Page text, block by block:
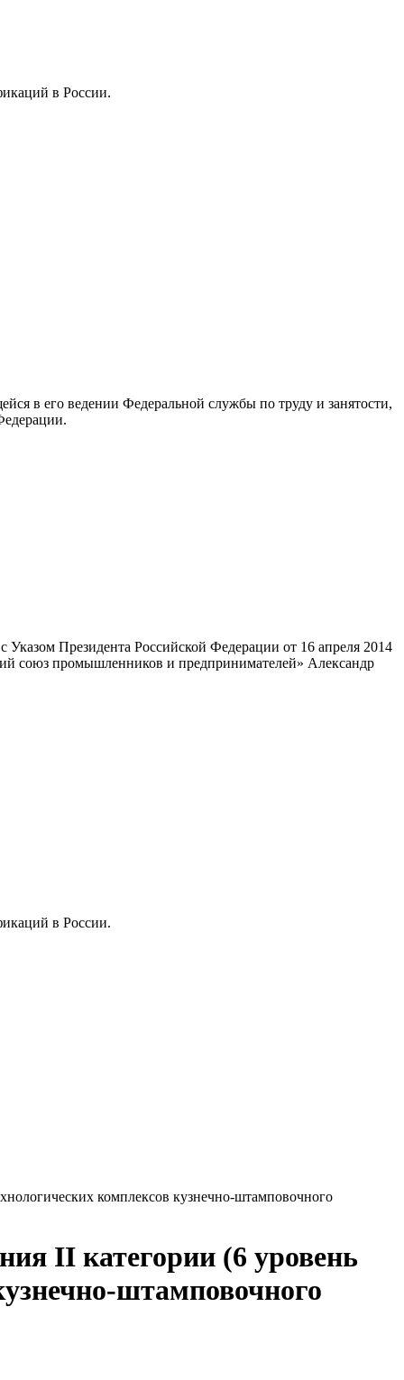
в России.
в его ведении Федеральной службы по труду и занятости,
Президента Российской Федерации от 16 апреля 2014
союз промышленников и предпринимателей» Александр
в России.
комплексов кузнечно-штамповочного
II категории (6 уровень
штамповочного